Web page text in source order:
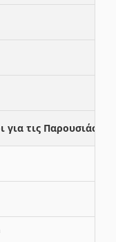
τις Παρουσιάσεις